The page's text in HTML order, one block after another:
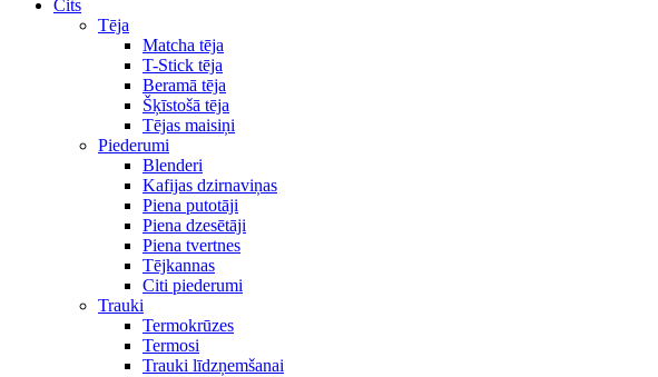
Cits
Tēja
Matcha tēja
T-Stick tēja
Beramā tēja
Šķīstošā tēja
Tējas maisiņi
Piederumi
Blenderi
Kafijas dzirnaviņas
Piena putotāji
Piena dzesētāji
Piena tvertnes
Tējkannas
Citi piederumi
Trauki
Termokrūzes
Termosi
Trauki līdzņemšanai